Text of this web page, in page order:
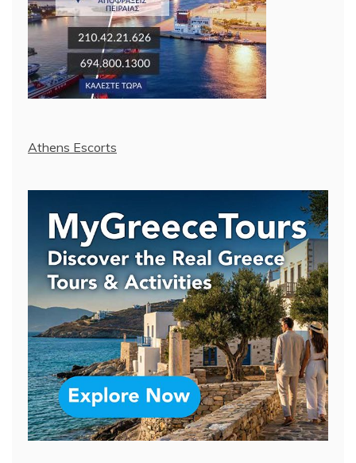
Athens Escorts